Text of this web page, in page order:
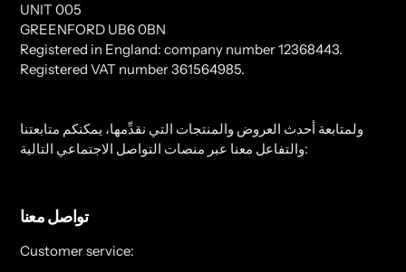
UNIT 005
GREENFORD UB6 0BN
Registered in England: company number 12368443.
Registered VAT number 361564985.
ولمتابعة أحدث العروض والمنتجات التي نقدِّمها، يمكنكم متابعتنا
والتفاعل معنا عبر منصات التواصل الاجتماعي التالية:
تواصل معنا
Customer service: